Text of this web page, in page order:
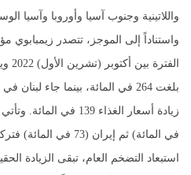
واللاتينية وجنوب آسيا وأوروبا وآسيا
واستناداً إلى الموجز، تتصدر زيمبابوي
بلغت 264 في المائة، بينما جاء
استبعاد التضخم العام، تبقى الزيادة